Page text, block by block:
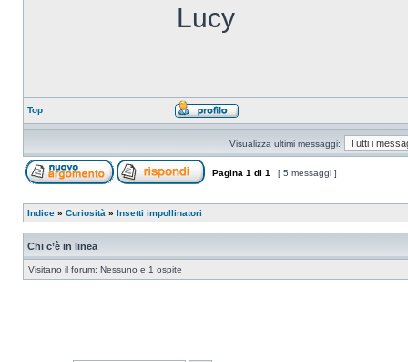
Lucy
Top
Visualizza ultimi messaggi:
Pagina 1 di 1 [ 5 messaggi ]
Indice » Curiosità » Insetti impollinatori
Chi c’è in linea
Visitano il forum: Nessuno e 1 ospite